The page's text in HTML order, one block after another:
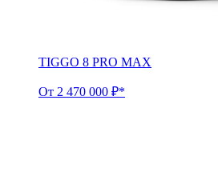
TIGGO 8 PRO MAX
От 2 470 000 ₽*